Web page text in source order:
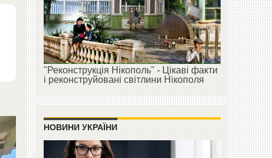
"Реконструкція Нікополь" - Цікаві факти
і реконструйовані світлини Нікополя
НОВИНИ УКРАЇНИ